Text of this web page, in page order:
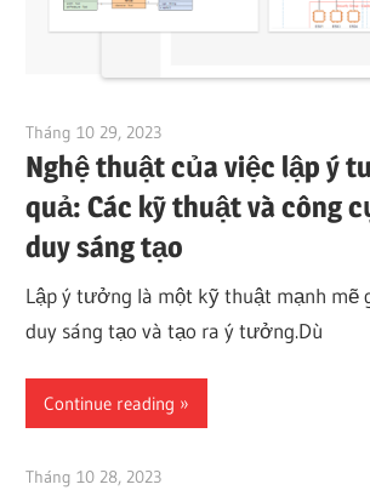
Tháng 10 29, 2023
Nghệ thuật của việc lập ý
quả: Các kỹ thuật và công
duy sáng tạo
Lập ý tưởng là một kỹ thuật mạnh mẽ
duy sáng tạo và tạo ra ý tưởng.Dù
Continue reading
Tháng 10 28, 2023